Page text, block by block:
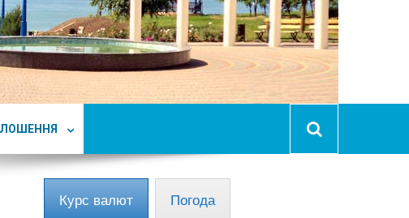
Курс валют Погода